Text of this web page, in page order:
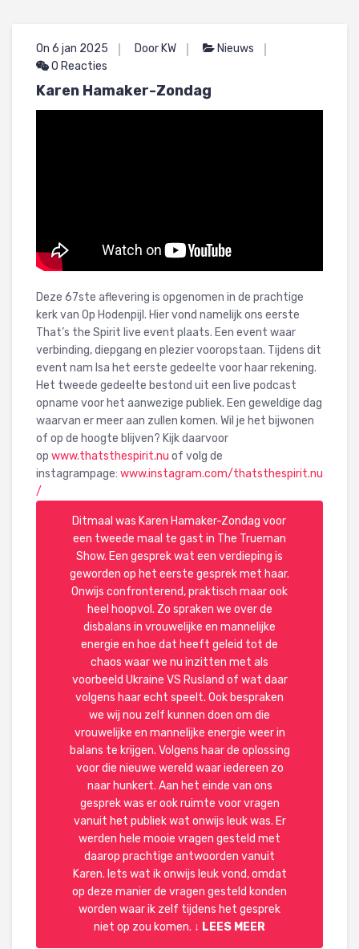
On 6 jan 2025 Door KW
Nieuws
0 Reacties
Karen Hamaker-Zondag
Deze 67ste aflevering is opgenomen in de prachtige
kerk van Op Hodenpijl. Hier vond namelijk ons eerste
That’s the Spirit live event plaats. Een event waar
verbinding, diepgang en plezier vooropstaan. Tijdens dit
event nam Isa het eerste gedeelte voor haar rekening.
Het tweede gedeelte bestond uit een live podcast
opname voor het aanwezige publiek. Een geweldige dag
waarvan er meer aan zullen komen. Wil je het bijwonen
of op de hoogte blijven? Kijk daarvoor
op www.thatsthespirit.nu of volg de
instagrampage: www.instagram.com/thatsthespirit.nu
/
Ditmaal was Karen Hamaker-Zondag voor
een tweede maal te gast in The Trueman
Show. Een gesprek wat een verdieping is
geworden op het eerste gesprek met haar.
Onwijs confronterend, praktisch maar ook
heel hoopvol. Zo spraken we over de
disbalans in vrouwelijke en mannelijke
energie en hoe dat heeft geleid tot de
chaos waar we nu inzitten met als
voorbeeld Ukraine VS Rusland of wat daar
volgens haar echt speelt. Ook bespraken
we wij nou zelf kunnen doen om die
vrouwelijke en mannelijke energie weer in
balans te krijgen. Volgens haar de oplossing
voor die nieuwe wereld waar iedereen zo
naar hunkert. Aan het einde van ons
gesprek was er ook ruimte voor vragen
vanuit het publiek wat onwijs leuk was. Er
werden hele mooie vragen gesteld met
daarop prachtige antwoorden vanuit
Karen. Iets wat ik onwijs leuk vond, omdat
op deze manier de vragen gesteld konden
worden waar ik zelf tijdens het gesprek
niet op zou komen. ↓ LEES MEER